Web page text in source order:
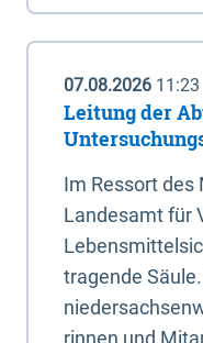
07.08.2026 11:23
Leitung der
Im Ressort des
Landesamt für
tragende